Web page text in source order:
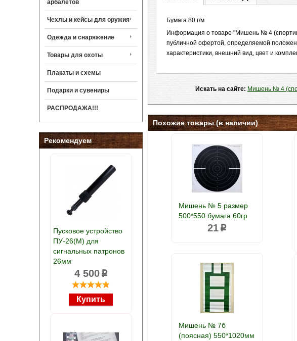
арбалетов
Чехлы и кейсы для оружия
Одежда и снаряжение
Товары для охоты
Плакаты и схемы
Подарки и сувениры
РАСПРОДАЖА!!!
Рекомендуем
Пусковое устройство
ПУ-26(М) для
сигнальных патронов
26мм
4 500p
Бумага 80 г/м
Информация о товаре "Мишень № 4
публичной офертой, определяемой
характеристики, внешний вид, цвет и
Искать на сайте: Мишень № 4
Похожие товары (в наличии)
Мишень № 5 размер
500*550 бумага 60гр
21 p
Мишень № 7б
(поясная) 550*1020мм